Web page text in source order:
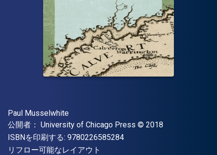
著者
Paul Musselwhite
出版社
公開者： University of Chicago Press 著作権
© 2018
ISBNを印刷する: 9780226585284"ISBN-13 9780226585284"
形式
リフロー可能なレイアウト